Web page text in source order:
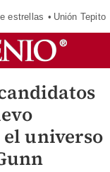
estrellas Unión Tepito
universo